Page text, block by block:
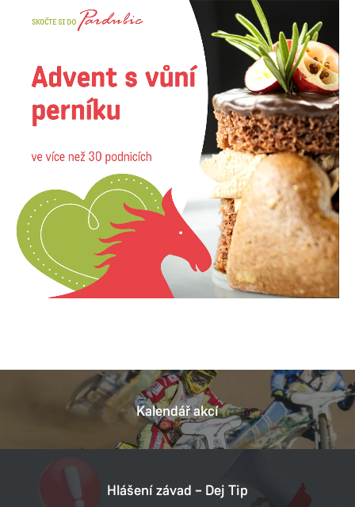
Kalendář akcí
Hlášení závad – Dej Tip